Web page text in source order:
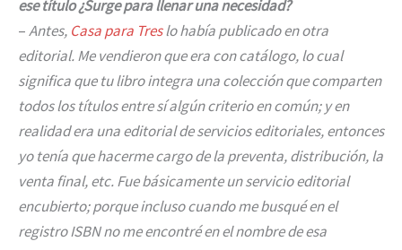
ese título ¿Surge para llenar una necesidad?
–Antes, Casa para Treslo había publicado en otra
editorial. Me vendieron que era con catálogo, lo cual
significa que tu libro integra una colección que comparten
todos los títulos entre sí algún criterio en común; y en
realidad era una editorial de servicios editoriales, entonces
yo tenía que hacerme cargo de la preventa, distribución, la
venta final, etc. Fue básicamente un servicio editorial
encubierto; porque incluso cuando me busqué en el
registro ISBN no me encontré en el nombre de esa